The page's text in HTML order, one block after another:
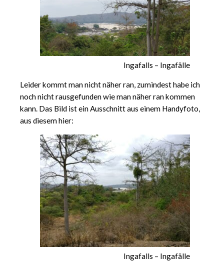
Ingafalls – Ingafälle
Leider kommt man nicht näher ran, zumindest habe ich
noch nicht rausgefunden wie man näher ran kommen
kann. Das Bild ist ein Ausschnitt aus einem Handyfoto,
aus diesem hier:
Ingafalls – Ingafälle